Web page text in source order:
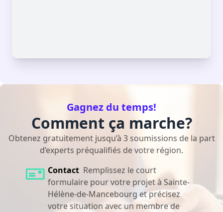
Gagnez du temps!
Comment ça marche?
Obtenez gratuitement jusqu’à 3 soumissions de la part
d’experts préqualifiés de votre région.
Contact Remplissez le court
formulaire pour votre projet à Sainte-
Hélène-de-Mancebourg et précisez
votre situation avec un membre de